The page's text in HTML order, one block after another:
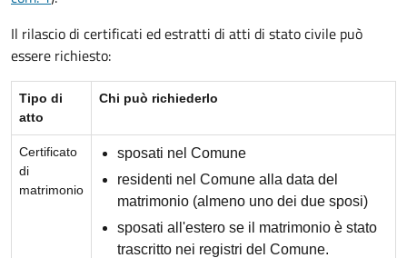
Il rilascio di certificati ed estratti di atti di stato civile può
essere richiesto:
Tipo di
atto
Chi può richiederlo
Certificato
di
matrimonio
sposati nel Comune
residenti nel Comune alla data del
matrimonio (almeno uno dei due sposi)
sposati all'estero se il matrimonio è stato
trascritto nei registri del Comune.